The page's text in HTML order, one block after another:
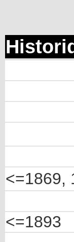
<=1869,
<=1893